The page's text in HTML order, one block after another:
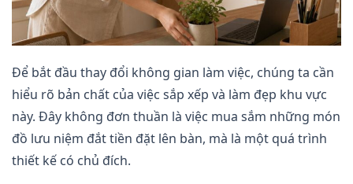
Để bắt đầu thay đổi không gian làm việc, chúng ta cần
hiểu rõ bản chất của việc sắp xếp và làm đẹp khu vực
này. Đây không đơn thuần là việc mua sắm những món
đồ lưu niệm đắt tiền đặt lên bàn, mà là một quá trình
thiết kế có chủ đích.